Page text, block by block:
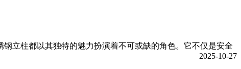
立柱都以其独特的魅力扮演着不可或缺的角色。它不仅是安全
2025-10-27